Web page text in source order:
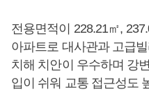
전용면적이 228.21㎡,
아파트로 대사관과 고급
치해 치안이 우수하며 강
입이 쉬워 교통 접근성도